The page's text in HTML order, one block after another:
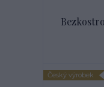
Český výrobek